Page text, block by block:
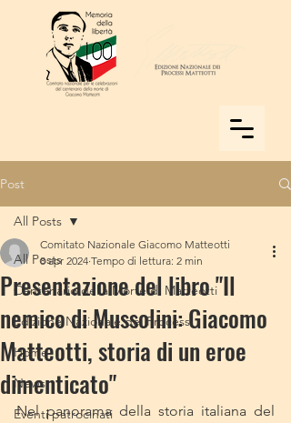
Post
All Posts
Centenario della Morte di Matteotti
Edizione Nazionale dei Processi
Home
News
Eventi patrocinati
All Posts
Presentazione del libro "Il
nemico di Mussolini: Giacomo
Matteotti, storia di un eroe
dimenticato"
Comitato Nazionale Giacomo Matteotti
8 apr 2024 Tempo di lettura: 2 min
Nel panorama della storia italiana del